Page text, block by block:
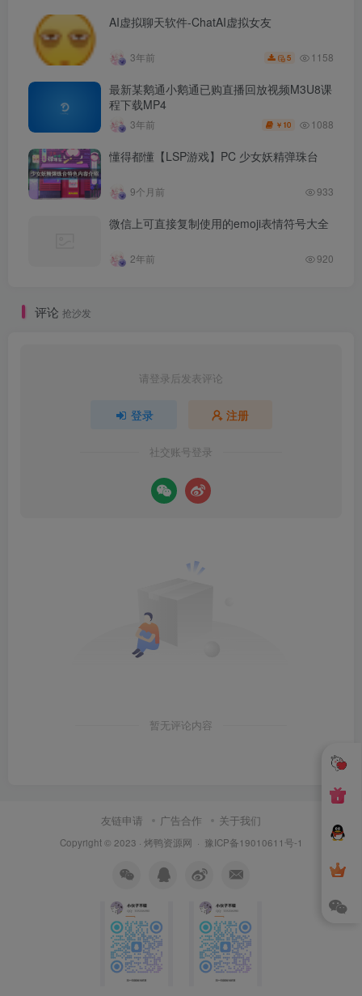
AI虚拟聊天软件-ChatAI虚拟女友
3年前 5 1158
最新某鹅通小鹅通已购直播回放视频M3U8课
程下载MP4
3年前 ￥ 10 1088
懂得都懂【LSP游戏】PC 少女妖精弹珠台
9个月前 933
微信上可直接复制使用的emoji表情符号大全
2年前 920
评论 抢沙发
请登录后发表评论
登录 注册
社交账号登录
暂无评论内容
友链申请 广告合作 关于我们
Copyright © 2023 · 烤鸭资源网 · 豫ICP备19010611号-1